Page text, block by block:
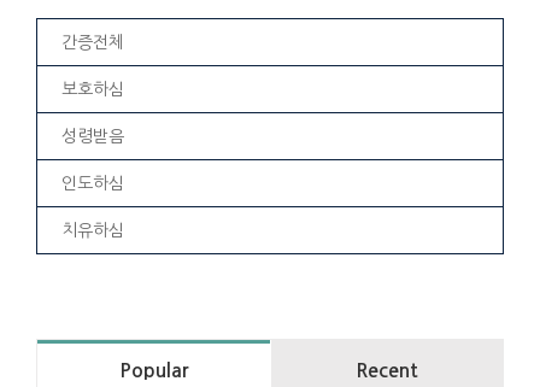
간증전체
보호하심
성령받음
인도하심
치유하심
Popular Recent